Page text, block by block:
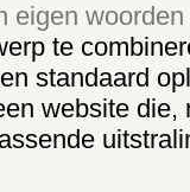
eigen woorden
te
standaard
website die,